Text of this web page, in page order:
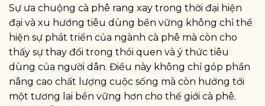
Sự ưa chuộng cà phê rang xay trong thời đại hiện
đại và xu hướng tiêu dùng bền vững không chỉ thể
hiện sự phát triển của ngành cà phê mà còn cho
thấy sự thay đổi trong thói quen và ý thức tiêu
dùng của người dân. Điều này không chỉ góp phần
nâng cao chất lượng cuộc sống mà còn hướng tới
một tương lai bền vững hơn cho thế giới cà phê.